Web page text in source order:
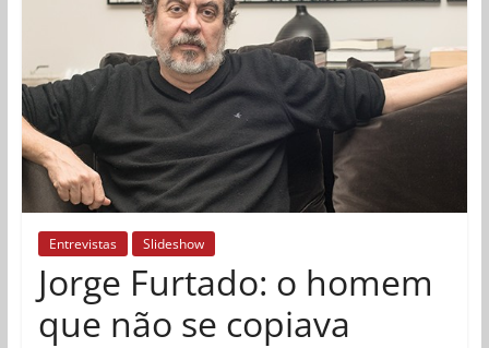
Entrevistas Slideshow
Jorge Furtado: o homem
que não se copiava